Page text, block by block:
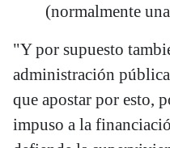
(normalmente
"Y por supuesto
administración
que apostar por esto,
impuso a la